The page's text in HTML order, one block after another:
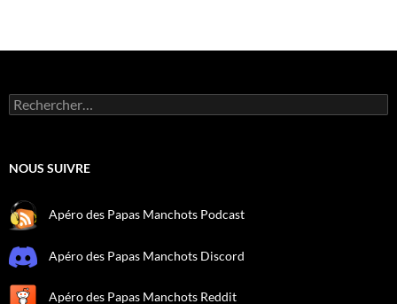
Rechercher :
NOUS SUIVRE
Apéro des Papas Manchots Podcast
Apéro des Papas Manchots Discord
Apéro des Papas Manchots Reddit